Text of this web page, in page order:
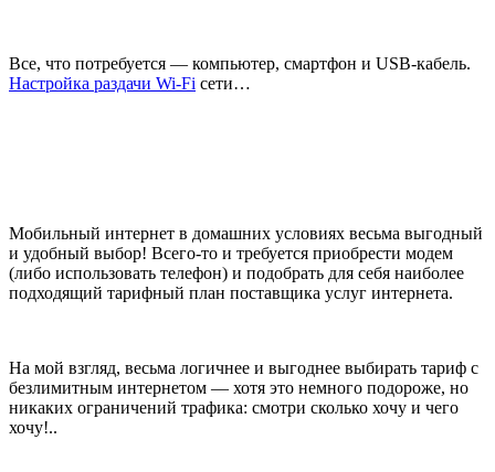
Все, что потребуется — компьютер, смартфон и USB-кабель.
Настройка раздачи Wi-Fi сети…
Мобильный интернет в домашних условиях весьма выгодный
и удобный выбор! Всего-то и требуется приобрести модем
(либо использовать телефон) и подобрать для себя наиболее
подходящий тарифный план поставщика услуг интернета.
На мой взгляд, весьма логичнее и выгоднее выбирать тариф с
безлимитным интернетом — хотя это немного подороже, но
никаких ограничений трафика: смотри сколько хочу и чего
хочу!..